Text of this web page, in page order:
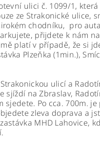
ulici č. 1099/1,
ze Strakonické ulice,
chodníku, pro
přijdete k nám
platí v případě, že si
Plzeňka (1min.),
ulicí a
na Zbraslav,
sjedete. Po cca. 700m.
zleva doprava a
MHD Lahovice,